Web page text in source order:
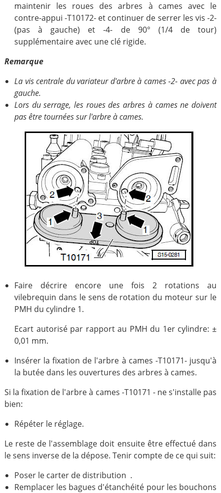
maintenir les roues des arbres à cames avec le
contre-appui -T10172- et continuer de serrer les vis -2-
(pas à gauche) et -4- de 90° (1/4 de tour)
supplémentaire avec une clé rigide.
Remarque
La vis centrale du variateur d'arbre à cames -2- avec pas à
gauche.
Lors du serrage, les roues des arbres à cames ne doivent
pas être tournées sur l'arbre à cames.
Faire décrire encore une fois 2 rotations au
vilebrequin dans le sens de rotation du moteur sur le
PMH du cylindre 1.
Ecart autorisé par rapport au PMH du 1er cylindre: ±
0,01 mm.
Insérer la fixation de l'arbre à cames -T10171- jusqu'à
la butée dans les ouvertures des arbres à cames.
Si la fixation de l'arbre à cames -T10171 - ne s'installe pas
bien:
Répéter le réglage.
Le reste de l'assemblage doit ensuite être effectué dans
le sens inverse de la dépose. Tenir compte de ce qui suit:
Poser le carter de distribution .
Remplacer les bagues d'étanchéité pour les bouchons